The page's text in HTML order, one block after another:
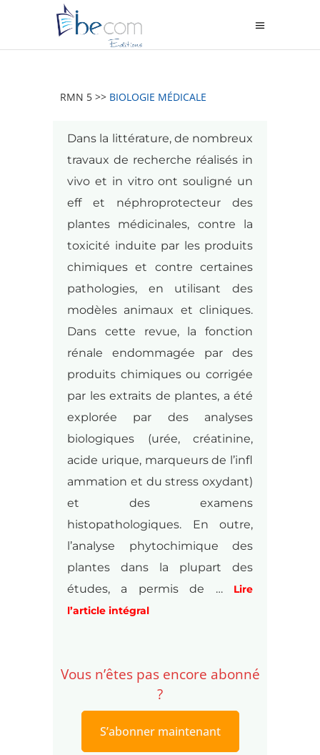
RMN 5 >> BIOLOGIE MÉDICALE
Dans la littérature, de nombreux
travaux de recherche réalisés in
vivo et in vitro ont souligné un
eff et néphroprotecteur des
plantes médicinales, contre la
toxicité induite par les produits
chimiques et contre certaines
pathologies, en utilisant des
modèles animaux et cliniques.
Dans cette revue, la fonction
rénale endommagée par des
produits chimiques ou corrigée
par les extraits de plantes, a été
explorée par des analyses
biologiques (urée, créatinine,
acide urique, marqueurs de l’infl
ammation et du stress oxydant)
et des examens
histopathologiques. En outre,
l’analyse phytochimique des
plantes dans la plupart des
études, a permis de … Lire
l’article intégral
Vous n’êtes pas encore abonné
?
S’abonner maintenant